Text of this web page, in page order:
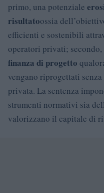
primo, una potenziale
risultatoossia
efficienti e sostenibili
operatori privati;
finanza di progetto
vengano riprogettati
privata. La sentenza
strumenti normativi sia
valorizzano il capitale di